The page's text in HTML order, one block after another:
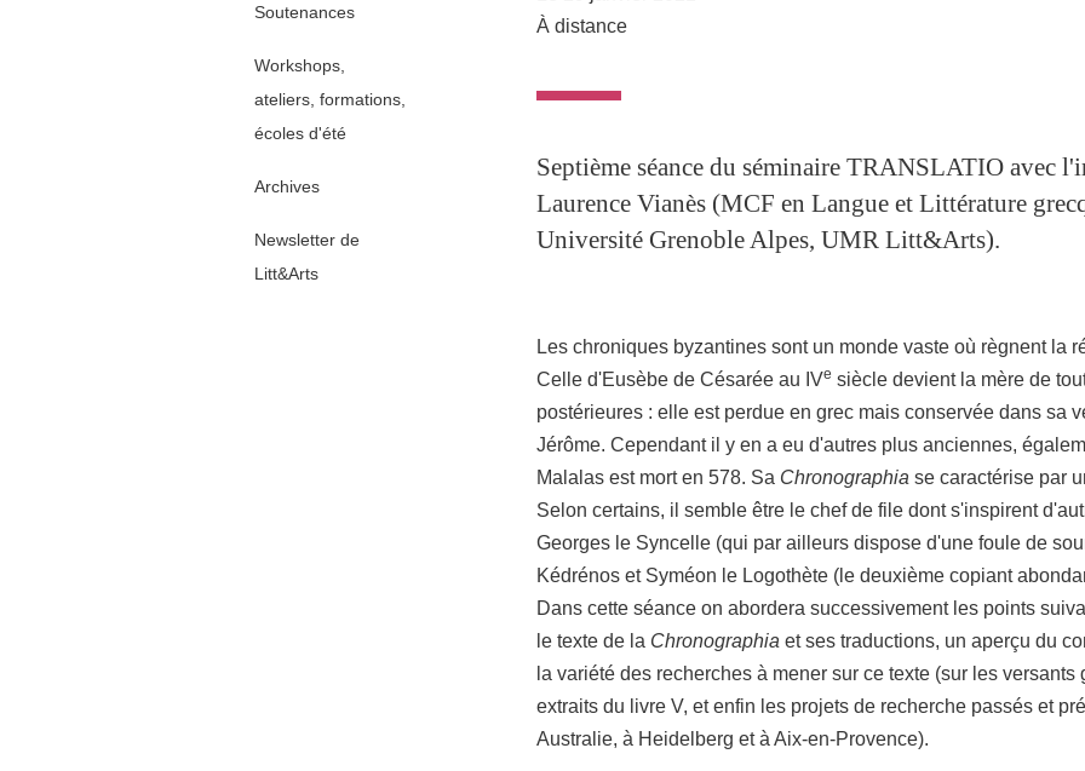
Soutenances
Workshops,
ateliers, formations,
écoles d'été
Archives
Newsletter de
Litt&Arts
À distance
Septième séance du séminaire TRANSLATIO avec
Laurence Vianès (MCF en Langue et Littérature
Université Grenoble Alpes, UMR Litt&Arts).
Les chroniques byzantines sont un monde vaste où règnent la
Celle d'Eusèbe de Césarée au IVe siècle devient la mère de
postérieures : elle est perdue en grec mais conservée dans sa
Jérôme. Cependant il y en a eu d'autres plus anciennes,
Malalas est mort en 578. Sa Chronographia se caractérise par
Selon certains, il semble être le chef de file dont s'inspirent
Georges le Syncelle (qui par ailleurs dispose d'une foule de
Kédrénos et Syméon le Logothète (le deuxième copiant
Dans cette séance on abordera successivement les points
le texte de la Chronographia et ses traductions, un aperçu du
la variété des recherches à mener sur ce texte (sur les
extraits du livre V, et enfin les projets de recherche passés et
Australie, à Heidelberg et à Aix-en-Provence).